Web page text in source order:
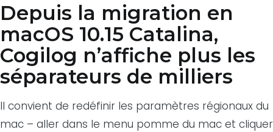
Depuis la migration en
macOS 10.15 Catalina,
Cogilog n’affiche plus les
séparateurs de milliers
Il convient de redéfinir les paramètres régionaux du
mac – aller dans le menu pomme du mac et cliquer